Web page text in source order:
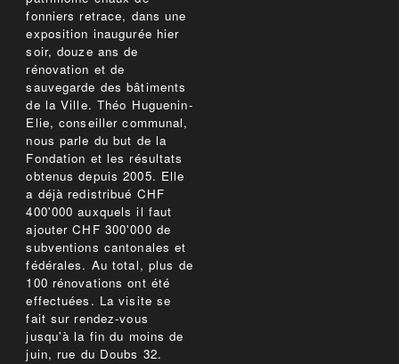
fonniers retrace, dans une
exposition inaugurée hier
soir, douze ans de
rénovation et de
sauvegarde des bâtiments
de la Ville. Théo Huguenin-
Elie, conseiller communal,
nous parle du but de la
Fondation et les résultats
obtenus depuis 2005. Elle
a déjà redistribué CHF
400'000 auxquels il faut
ajouter CHF 300'000 de
subventions cantonales et
fédérales. Au total, plus de
100 rénovations ont été
effectuées. La visite se
fait sur rendez-vous
jusqu'à la fin du moins de
juin, rue du Doubs 32.